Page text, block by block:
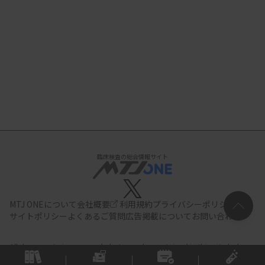
臨床検査の総合情報サイト
MTJ ONEについて会社概要 利用規約プライバシーポリシー
サイトポリシー よくあるご質問広告掲載について お問い合わせ
All documents,images and photographs contained in this site belong
to JIHO,Inc.
Use of these documents, images and photographs is